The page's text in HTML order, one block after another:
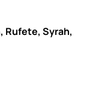
Rufete, Syrah,